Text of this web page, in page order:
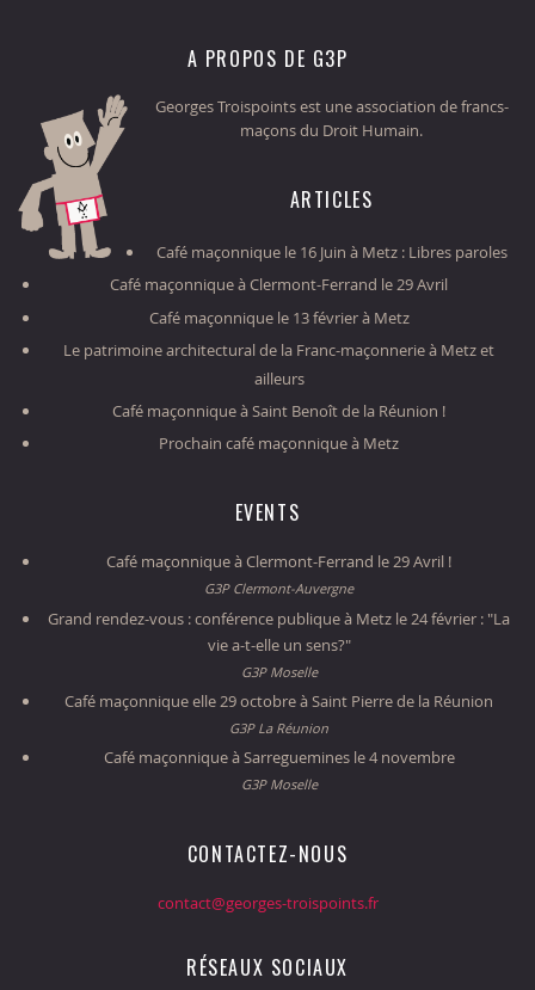
A PROPOS DE G3P
Georges Troispoints est une association de francs-
maçons du Droit Humain.
ARTICLES
Café maçonnique le 16 Juin à Metz : Libres paroles
Café maçonnique à Clermont-Ferrand le 29 Avril
Café maçonnique le 13 février à Metz
Le patrimoine architectural de la Franc-maçonnerie à Metz et
ailleurs
Café maçonnique à Saint Benoît de la Réunion !
Prochain café maçonnique à Metz
EVENTS
Café maçonnique à Clermont-Ferrand le 29 Avril !
G3P Clermont-Auvergne
Grand rendez-vous : conférence publique à Metz le 24 février : "La
vie a-t-elle un sens?"
G3P Moselle
Café maçonnique elle 29 octobre à Saint Pierre de la Réunion
G3P La Réunion
Café maçonnique à Sarreguemines le 4 novembre
G3P Moselle
CONTACTEZ-NOUS
contact@georges-troispoints.fr
RÉSEAUX SOCIAUX